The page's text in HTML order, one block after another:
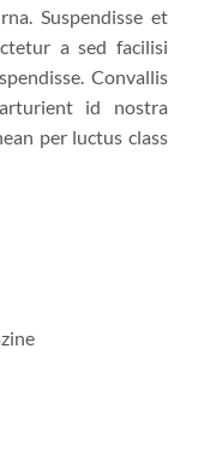
Suspendisse et
a sed facilisi
Convallis
id nostra
per luctus class